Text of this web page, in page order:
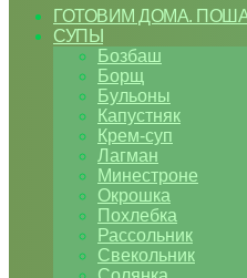
ГОТОВИМ ДОМА.
СУПЫ
Бозбаш
Борщ
Бульоны
Капустняк
Крем-суп
Лагман
Минестроне
Окрошка
Похлебка
Рассольник
Свекольник